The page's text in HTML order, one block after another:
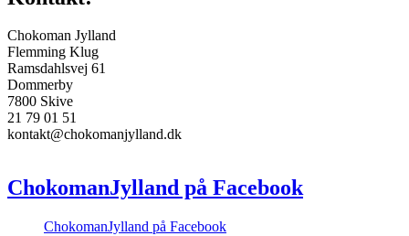
Chokoman Jylland
Flemming Klug
Ramsdahlsvej 61
Dommerby
7800 Skive
21 79 01 51
kontakt@chokomanjylland.dk
ChokomanJylland på Facebook
ChokomanJylland på Facebook